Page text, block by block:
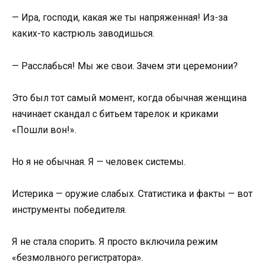
— Ира, господи, какая же ты напряженная! Из-за
каких-то кастрюль заводишься.
— Расслабься! Мы же свои. Зачем эти церемонии?
Это был тот самый момент, когда обычная женщина
начинает скандал с битьем тарелок и криками
«Пошли вон!».
Но я не обычная. Я — человек системы.
Истерика — оружие слабых. Статистика и факты — вот
инструменты победителя.
Я не стала спорить. Я просто включила режим
«безмолвного регистратора».